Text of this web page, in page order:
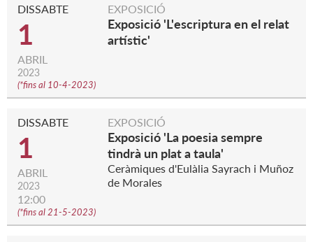
DISSABTE
1
ABRIL
2023
(*fins al 10-4-2023)
EXPOSICIÓ
Exposició 'L'escriptura en el relat
artístic'
DISSABTE
1
ABRIL
2023
12:00
(*fins al 21-5-2023)
EXPOSICIÓ
Exposició 'La poesia sempre
tindrà un plat a taula'
Ceràmiques d'Eulàlia Sayrach i Muñoz
de Morales